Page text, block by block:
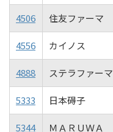
4506 住友ファーマ
4556 カイノス
4888 ステラファーマ
5333 日本碍子
5344 ＭＡＲＵＷＡ